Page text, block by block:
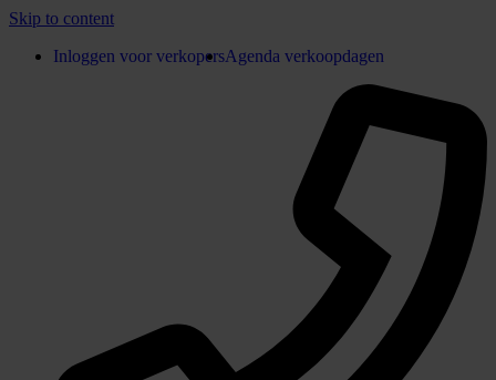
Skip to content
Inloggen voor verkopersAgenda verkoopdagen